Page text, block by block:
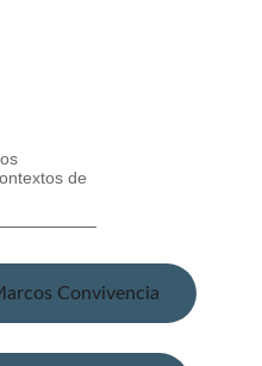
Convivencia